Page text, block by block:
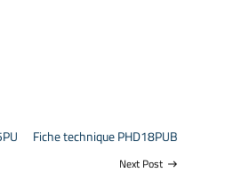
Fiche technique PHD18PUB
Next Post east